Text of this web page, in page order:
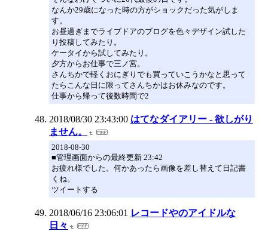
なんか29歳になった時の方がショックだった気がしま
す。
お昼過ぎまでライブドアのブログを色々デザイン試した
り投稿してみたり。
ケータイから試してみたり。
夕方からお仕事で三ノ宮。
さんちかで軽くおにぎりでも買っていこうかなと思って
たらこんな日に限ってさんちかはお休みなのです。
仕事から帰って後数時間で2
2018/08/30 23:43:00 はてなダイアリー - 欲しがり
ません。
2018-08-30
■管理画面からの最終更新 23:42
お疲れ様でした。何かあったら画像を差し替えて日記書
くね。
ツイートする
2018/06/16 23:06:01 レコードやのアイドルな
日々